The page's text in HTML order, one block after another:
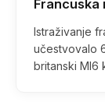
Francuska
Istraživanje
učestvovalo
britanski MI6